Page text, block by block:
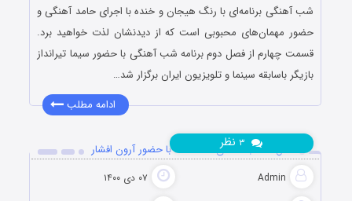
شب آهنگی برنامه‌ای با رنگ هیجان و خنده با اجرای حامد آهنگی و
حضور مهمان‌های محبوبی است که از دیدنشان لذت خواهید برد.
قسمت چهارم از فصل دوم برنامه شب آهنگی با حضور سیما تیرانداز
بازیگر باسابقه سینما و تلویزیون ایران برگزار شد…
ادامه مطلب
فصل ۲ شب آهنگی قسمت ۳ با حضور آرون افشار
Admin ۰۷ دی ۱۴۰۰
نظر